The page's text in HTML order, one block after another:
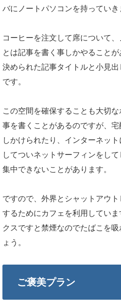
バにノートパソコンを持っていき
コーヒーを注文して席について
とは記事を書く事しかやること
決められた記事タイトルと小見
です。
この空間を確保することも大切
事を書くことがあるのですが、
しかけられたり、インターネッ
してついネットサーフィンをし
集中できないことがあります。
ですので、外界とシャットアウ
するためにカフェを利用してい
クスですと禁煙なのでたばこを
ょう。
ご褒美プラン